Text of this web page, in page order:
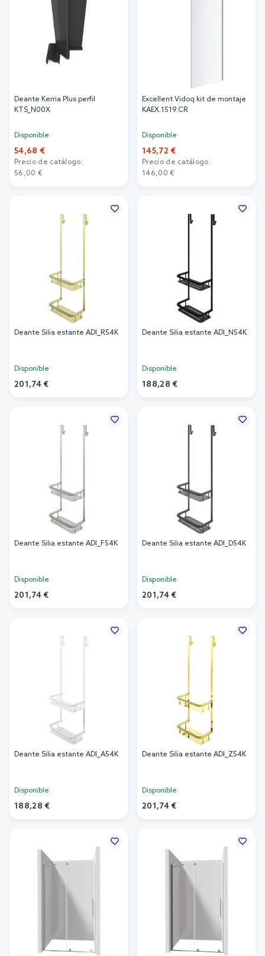
Deante Kerria Plus perfil
KTS_N00X
Disponible
54,68 €
Precio de catálogo:
56,00 €
Excellent Vidoq kit de montaje
KAEX.1519.CR
Disponible
145,72 €
Precio de catálogo:
146,00 €
Deante Silia estante ADI_R54K
Disponible
201,74 €
Deante Silia estante ADI_N54K
Disponible
188,28 €
Deante Silia estante ADI_F54K
Disponible
201,74 €
Deante Silia estante ADI_D54K
Disponible
201,74 €
Deante Silia estante ADI_A54K
Disponible
188,28 €
Deante Silia estante ADI_Z54K
Disponible
201,74 €